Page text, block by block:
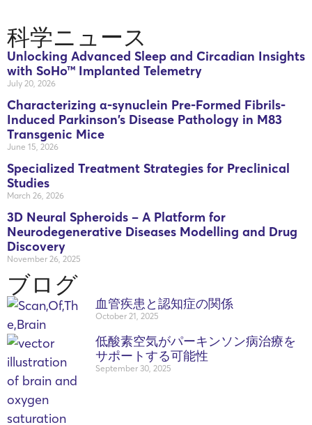
科学ニュース
Unlocking Advanced Sleep and Circadian Insights
with SoHo™ Implanted Telemetry
July 20, 2026
Characterizing α-synuclein Pre-Formed Fibrils-
Induced Parkinson’s Disease Pathology in M83
Transgenic Mice
June 15, 2026
Specialized Treatment Strategies for Preclinical
Studies
March 26, 2026
3D Neural Spheroids – A Platform for
Neurodegenerative Diseases Modelling and Drug
Discovery
November 26, 2025
ブログ
血管疾患と認知症の関係
October 21, 2025
低酸素空気がパーキンソン病治療を
サポートする可能性
September 30, 2025